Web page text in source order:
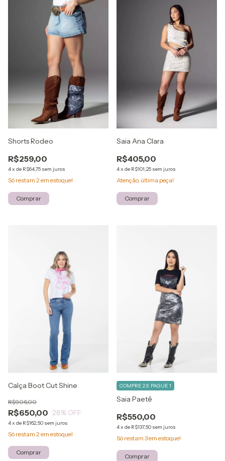
Shorts Rodeo
R$259,00
4x de R$64,75 sem juros
Só restam 2em estoque!
Comprar
Saia Ana Clara
R$405,00
4x de R$101,25 sem juros
Atenção, última peça!
Comprar
Calça Boot Cut Shine
R$650,00
R$906,00
28% OFF
4x de R$162,50 sem juros
Só restam 2em estoque!
Comprar
Saia Paetê
R$550,00
4x de R$137,50 sem juros
COMPRE 2 E PAGUE 1
Só restam 3em estoque!
Comprar